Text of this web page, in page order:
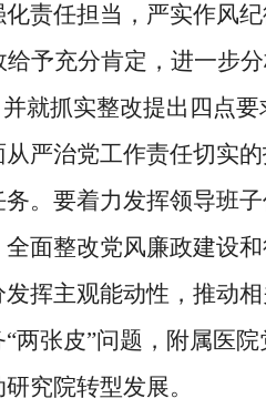
责任担当，严实作风纪
给予充分肯定， 进一步
并就抓实整改提出四点要
从严治党工作责任切实的
。 要着力发挥领导班子
面整改党风廉政建设和
挥主观能动性 ，推动
“两张皮”问题， 附属医
研究院转型发展。